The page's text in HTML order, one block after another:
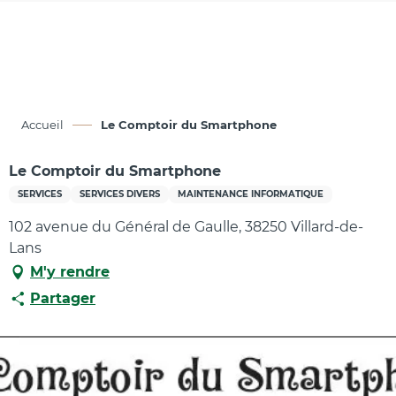
Accueil Le Comptoir du Smartphone
Le Comptoir du Smartphone
SERVICES SERVICES DIVERS MAINTENANCE INFORMATIQUE
102 avenue du Général de Gaulle, 38250 Villard-de-
Lans
M'y rendre
Partager